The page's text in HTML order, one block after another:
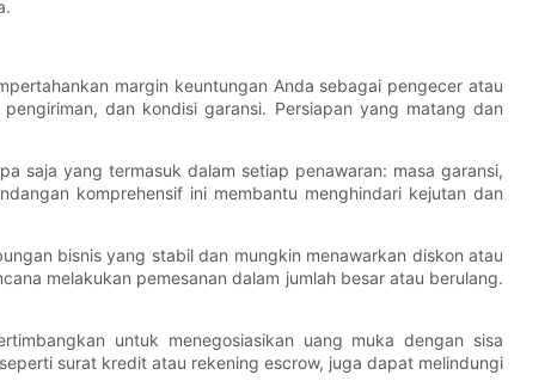
margin keuntungan Anda sebagai pengecer atau
dan kondisi garansi. Persiapan yang matang dan
saja yang termasuk dalam setiap penawaran: masa garansi,
komprehensif ini membantu menghindari kejutan dan
bisnis yang stabil dan mungkin menawarkan diskon atau
melakukan pemesanan dalam jumlah besar atau berulang.
untuk menegosiasikan uang muka dengan sisa
surat kredit atau rekening escrow, juga dapat melindungi